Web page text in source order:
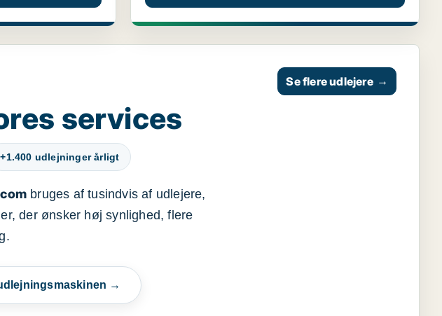
services
+1.400 udlejninger årligt
bruges af tusindvis af udlejere,
der ønsker høj synlighed, flere
→
Se flere udlejere →